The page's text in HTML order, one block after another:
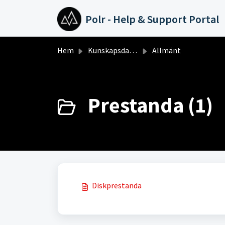
Hoppa över till huvudinnehåll
Polr - Help & Support Portal
Hem Kunskapsdatabas Allmänt
Prestanda (1)
Diskprestanda